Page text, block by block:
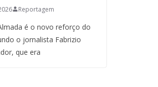
Reportagem
é o novo reforço do
o jornalista Fabrizio
que era